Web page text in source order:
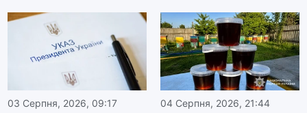
03 Серпня, 2026, 09:17 04 Серпня, 2026, 21:44